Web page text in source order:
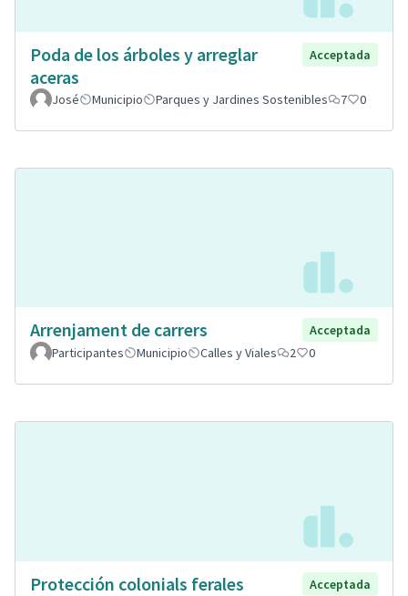
Poda de los árboles y arreglar
aceras
Acceptada
José Municipio Parques y Jardines Sostenibles 7 0
Arrenjament de carrers
Acceptada
Participantes
Municipio Calles y Viales 2 0
Protección colonials ferales
Acceptada